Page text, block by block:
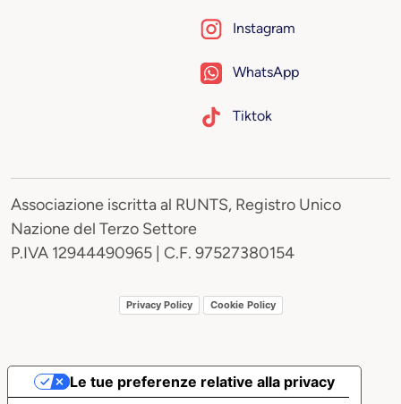
Instagram
WhatsApp
Tiktok
Associazione iscritta al RUNTS, Registro Unico
Nazione del Terzo Settore
P.IVA 12944490965 | C.F. 97527380154
Privacy Policy Cookie Policy
Le tue preferenze relative alla privacy